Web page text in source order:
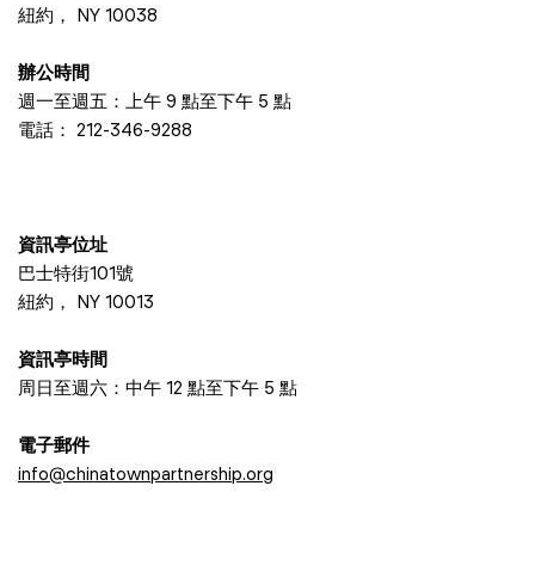
紐約， NY 10038
辦公時間
週一至週五：上午 9 點至下午 5 點
電話： 212-346-9288
資訊亭位址
巴士特街101號
紐約， NY 10013
資訊亭時間
周日至週六：中午 12 點至下午 5 點
電子郵件
info@chinatownpartnership.org